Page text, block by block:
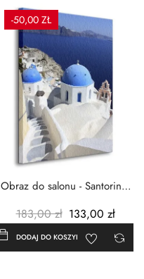
-50,00 ZŁ
Obraz do salonu - Santorini -
183,00 zł 133,00 zł
DODAJ DO KOSZYKA